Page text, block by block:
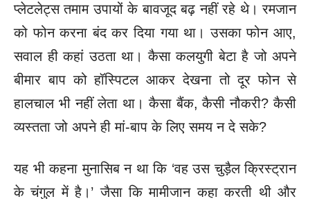
प्लेटलेट्स तमाम उपायों के बावजूदबढ़ नहीं रहे थे। रमजान
को फोन करना बंद कर दिया गया था। उसका फोन आए,
सवाल ही कहां उठता था। कैसा कलयुगी बेटा है जो अपने
बीमार बाप कोहॉस्पिटल आकर देखना तो दूर फोन से
हालचाल भी नहीं लेता था। कैसा बैंक,कैसी नौकरी? कैसी
व्यस्तता जो अपने ही मां-बाप के लिए समय न दे सके?
यह भी कहना मुनासिब न था कि ‘वह उस चुड़ैल क्रिस्ट्रान
के चंगुल में है।’ जैसाकि मामीजान कहा करती थी और